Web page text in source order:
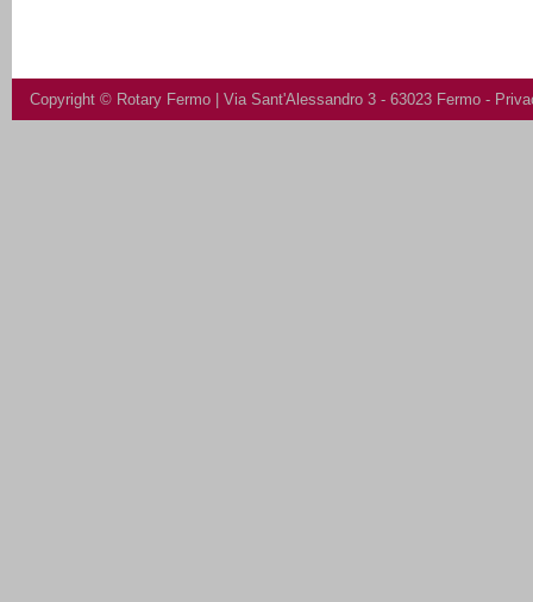
Copyright © Rotary Fermo | Via Sant'Alessandro 3 - 63023 Fermo -